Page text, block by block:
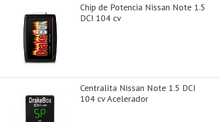
Chip de Potencia Nissan Note 1.5
DCI 104 cv
Centralita Nissan Note 1.5 DCI
104 cv Acelerador